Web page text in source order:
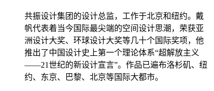
共振设计集团的设计总监，工作于北京和纽约。戴
帆代表着当今国际最尖端的空间设计思潮，荣获亚
洲设计大奖、环球设计大奖等几十个国际奖项，他
推出了中国设计史上第一个理论体系“超解放主义
——21世纪的新设计宣言”。作品已遍布洛杉矶、纽
约、东京、巴黎、北京等国际大都市。